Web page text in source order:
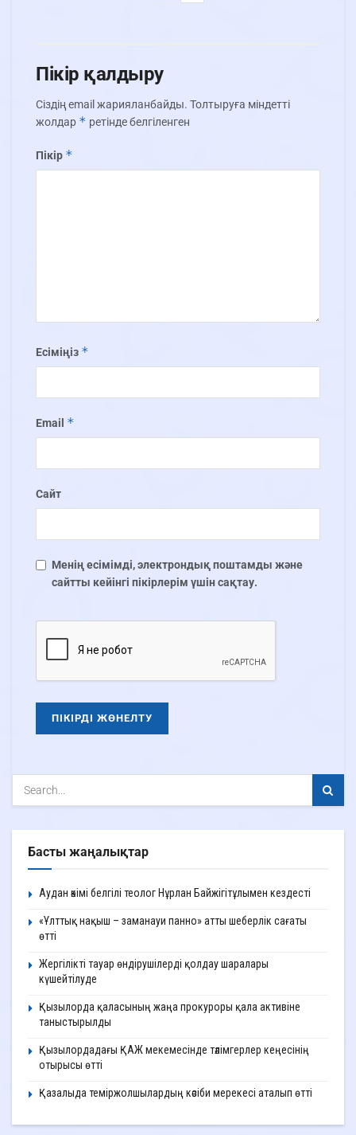
Пікір қалдыру
Сіздің email жарияланбайды. Толтыруға міндетті
жолдар * ретінде белгіленген
Пікір *
Есіміңіз *
Email *
Сайт
Менің есімімді, электрондық поштамды және
сайтты кейінгі пікірлерім үшін сақтау.
Басты жаңалықтар
Аудан әкімі белгілі теолог Нұрлан Байжігітұлымен кездесті
«Ұлттық нақыш – заманауи панно» атты шеберлік сағаты
өтті
Жергілікті тауар өндірушілерді қолдау шаралары
күшейтілуде
Қызылорда қаласының жаңа прокуроры қала активіне
таныстырылды
Қызылордадағы ҚАЖ мекемесінде тәлімгерлер кеңесінің
отырысы өтті
Қазалыда теміржолшылардың кәсіби мерекесі аталып өтті